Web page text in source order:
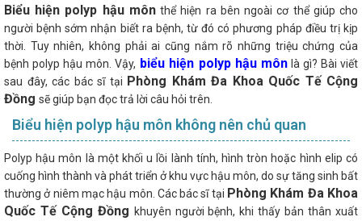
Biểu hiện polyp hậu mônthể hiện ra bên ngoài cơ thể giúp cho
người bệnh sớm nhận biết ra bệnh, từ đó có phương pháp điều trị kịp
thời. Tuy nhiên, không phải ai cũng nắm rõ những triệu chứng của
bệnh polyp hậu môn. Vậy, biểu hiện polyp hậu mônlà gì? Bài viết
sau đây, các bác sĩ tại Phòng Khám Đa Khoa Quốc Tế Cộng
Đồng sẽ giúp bạn đọc trả lời câu hỏi trên.
Biểu hiện polyp hậu môn không nên chủ quan
Polyp hậu môn là một khối u lồi lành tính, hình tròn hoặc hình elip có
cuống hình thành và phát triển ở khu vực hậu môn, do sự tăng sinh bất
thường ở niêm mạc hậu môn. Các bác sĩ tại Phòng Khám Đa Khoa
Quốc Tế Cộng Đồng khuyên người bệnh, khi thấy bản thân xuất